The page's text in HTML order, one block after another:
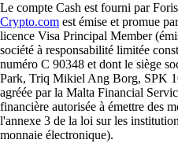
Le compte Cash est fourni par
Crypto.com est émise et promue
licence Visa Principal Member
société à responsabilité limitée
numéro C 90348 et dont le siège
Park, Triq Mikiel Ang Borg, SPK
agréée par la Malta Financial
financière autorisée à émettre des
l'annexe 3 de la loi sur les
monnaie électronique).